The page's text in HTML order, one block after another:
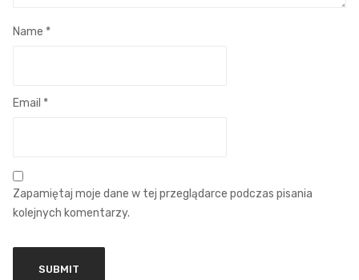
Name *
Email *
Zapamiętaj moje dane w tej przeglądarce podczas pisania
kolejnych komentarzy.